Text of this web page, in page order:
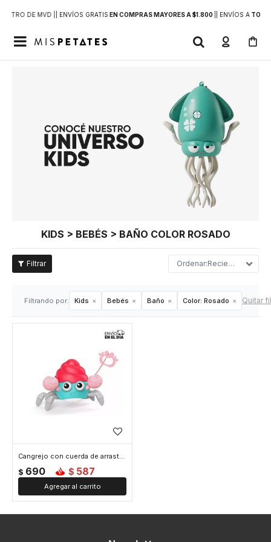
DE MVD | | ENVÍOS GRATIS EN COMPRAS MAYORES A $1.800 | ENVÍOS ATODO

KIDS > BEBÉS > BAÑO COLOR ROSADO
Recientes
Filtrando por: Kids Bebés Baño Color: Rosado Quitar
Cangrejo con cuerda de arrastre apto agua - Rosado
$ 690 $ 587